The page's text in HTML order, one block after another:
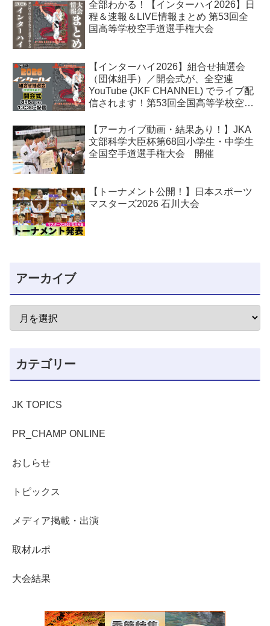
全部わかる！【インターハイ2026】日
程＆速報＆LIVE情報まとめ 第53回全
国高等学校空手道選手権大会
【インターハイ2026】組合せ抽選会
（団体組手）／開会式が、全空連
YouTube (JKF CHANNEL) でライブ配
信されます！第53回全国高等学校空手
【アーカイブ動画・結果あり！】JKA
文部科学大臣杯第68回小学生・中学生
全国空手道選手権大会 開催
【トーナメント公開！】日本スポーツ
マスターズ2026 石川大会
アーカイブ
カテゴリー
JK TOPICS
PR_CHAMP ONLINE
おしらせ
トピックス
メディア掲載・出演
取材ルポ
大会結果